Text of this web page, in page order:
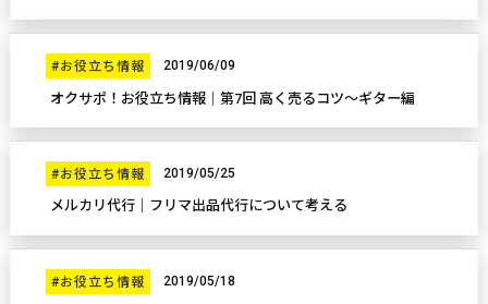
#お役立ち情報 2019/06/09
オクサポ！お役立ち情報｜第7回 高く売るコツ～ギター編
#お役立ち情報 2019/05/25
メルカリ代行｜フリマ出品代行について考える
#お役立ち情報 2019/05/18